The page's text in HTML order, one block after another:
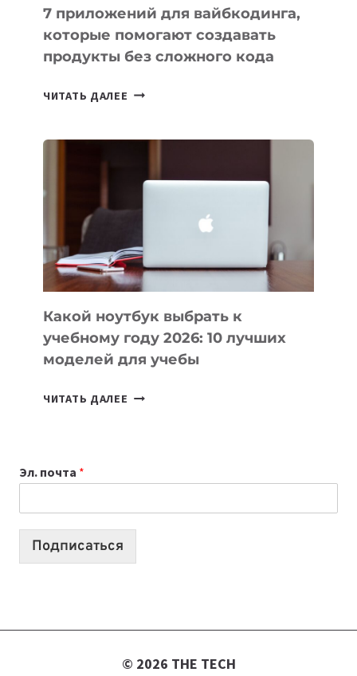
7 приложений для вайбкодинга,
которые помогают создавать
продукты без сложного кода
ЧИТАТЬ ДАЛЕЕ 7
ПОМОГАЮТ
СОЗДАВАТЬ
БЕЗ
СЛОЖНОГО
КОДА
Какой ноутбук выбрать к
учебному году 2026: 10 лучших
моделей для учебы
ЧИТАТЬ ДАЛЕЕ КАКОЙ
2026:
10
Эл. почта *
Подписаться
© 2026 THE TECH